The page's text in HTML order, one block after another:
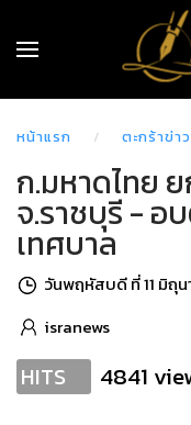
หน้าแรก ตะกร้าข่าว
ก.มหาดไทย
จ.ราชบุรี - อ
เทศบาล
วันพฤหัสบดี ที่ 11 มิถุน
isranews
HITS 4841